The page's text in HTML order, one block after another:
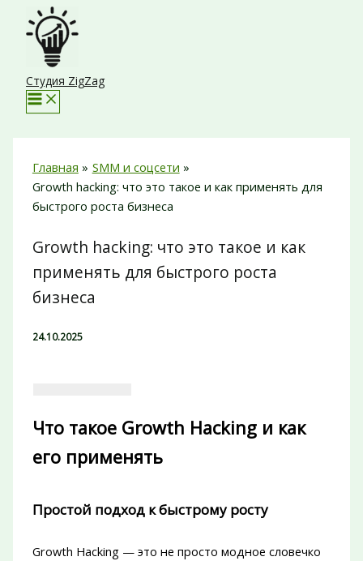
Перейти
содержимому
Студия ZigZag
Главная
SMM и соцсети
Growth hacking: что это такое и как применять для
быстрого роста бизнеса
Growth hacking: что это такое и как
применять для быстрого роста
бизнеса
24.10.2025
Что такое Growth Hacking и как
его применять
Простой подход к быстрому росту
Growth Hacking — это не просто модное словечко